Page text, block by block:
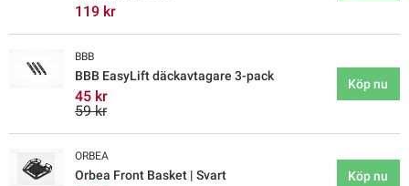
119 kr
BBB
BBB EasyLift däckavtagare 3-pack
45 kr
59 kr
Köp nu
ORBEA
Orbea Front Basket | Svart Köp nu